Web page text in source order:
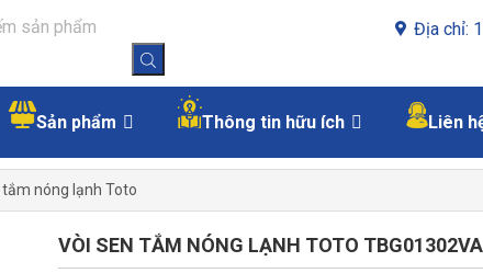
Địa chỉ:
Sản phẩm Thông tin hữu ích Liên
tắm nóng lạnh Toto
VÒI SEN TẮM NÓNG LẠNH TOTO